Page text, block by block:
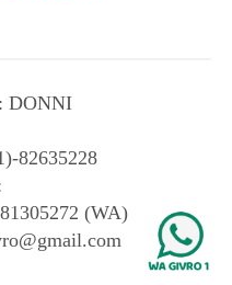
DONNI
82635228
(WA)